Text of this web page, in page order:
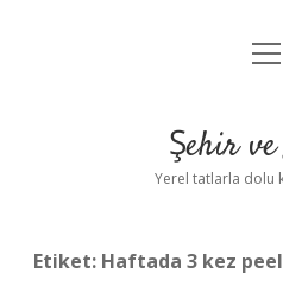
Yasal
Şehir
Yerel tatlarla dolu
Etiket: Haftada 3 kez